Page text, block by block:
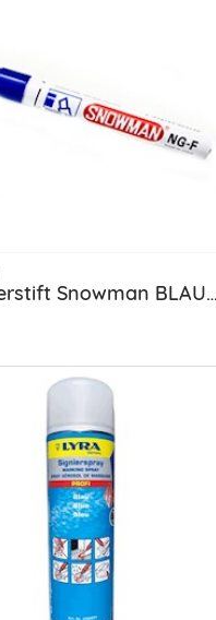
Markeerstift Snowman BLAUW, permanent